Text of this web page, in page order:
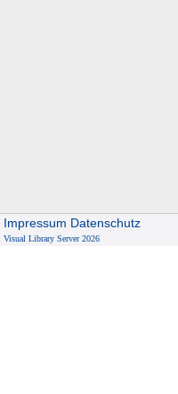
Impressum Datenschutz
Visual Library Server 2026